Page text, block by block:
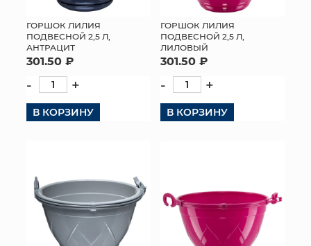
ГОРШОК ЛИЛИЯ
ПОДВЕСНОЙ 2,5 Л,
АНТРАЦИТ
301.50 ₽
- +
В КОРЗИНУ
ГОРШОК ЛИЛИЯ
ПОДВЕСНОЙ 2,5 Л,
ЛИЛОВЫЙ
301.50 ₽
- +
В КОРЗИНУ